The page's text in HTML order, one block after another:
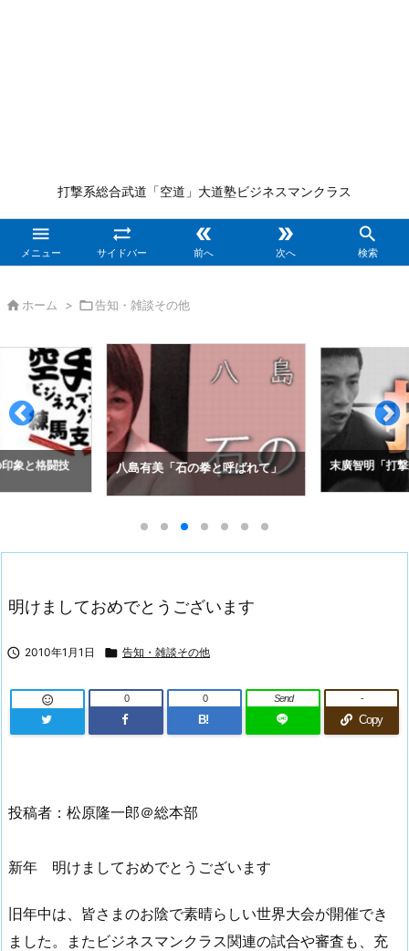
打撃系総合武道「空道」大道塾ビジネスマンクラス

メニュー

サイドバー

前へ

次へ

検索
 ホーム > 告知・雑談その他
象と格闘技 八島有美「石の拳と呼ばれて」 末廣智明「打
明けましておめでとうございます
 2010年1月1日  告知・雑談その他
 0
B!
0 Send
Copy
-
投稿者：松原隆一郎＠総本部
新年 明けましておめでとうございます
旧年中は、皆さまのお陰で素晴らしい世界大会が開催でき
ました。またビジネスマンクラス関連の試合や審査も、充